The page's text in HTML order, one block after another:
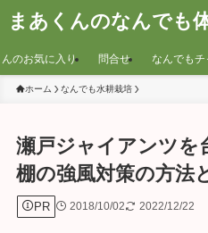
まあくんのなんでも体
のお気に入り 問合せ なんでも
ホーム なんでも水耕栽培
瀬戸ジャイアンツを
棚の強風対策の方法
PR 2018/10/02 2022/12/22